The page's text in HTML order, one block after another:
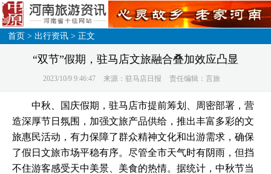
首页 >出行资讯 > 正文
“双节”假期，驻马店文旅融合叠加效应凸显
2023/10/9 9:46:47 来源：驻马店日报 责任编辑：言旅
中秋、国庆假期，驻马店市提前筹划、周密部署，营
造深厚节日氛围，加强文旅产品供给，推出丰富多彩的文
旅惠民活动，有力保障了群众精神文化和出游需求，确保
了假日文旅市场平稳有序。尽管全市天气时有阴雨，但挡
不住游客感受天中美景、美食的热情。据统计，中秋节当